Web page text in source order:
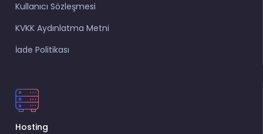
Kullanıcı Sözleşmesi
KVKK Aydınlatma Metni
İade Politikası
Hosting